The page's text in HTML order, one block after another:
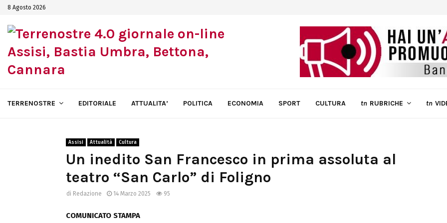
8 Agosto 2026
TERRENOSTRE EDITORIALE ATTUALITA’ POLITICA ECONOMIA SPORT CULTURA tn RUBRICHE tn
Assisi Attualità Cultura
Un inedito San Francesco in prima assoluta al
teatro “San Carlo” di Foligno
di Redazione 14 Marzo 2025 95
COMUNICATO STAMPA